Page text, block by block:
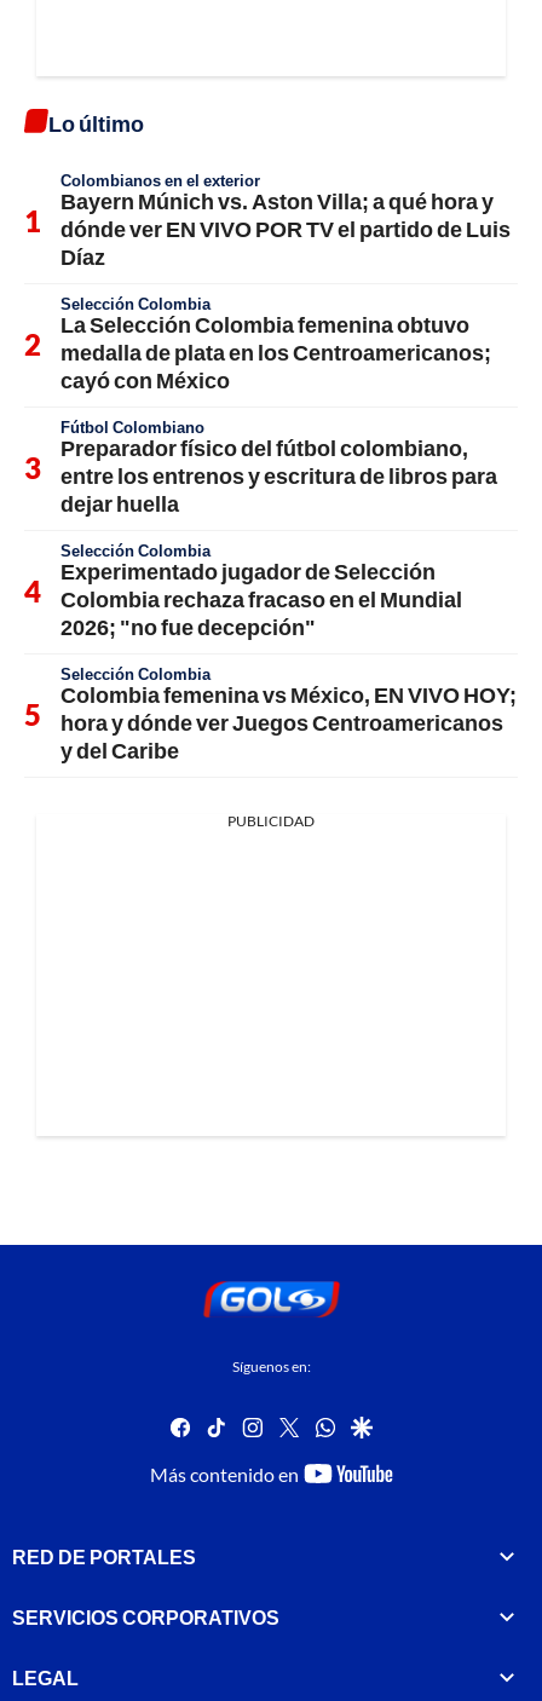
Lo último
Colombianos en el exterior
Bayern Múnich vs. Aston Villa; a qué hora y
dónde ver EN VIVO POR TV el partido de Luis
Díaz
Selección Colombia
La Selección Colombia femenina obtuvo
medalla de plata en los Centroamericanos;
cayó con México
Fútbol Colombiano
Preparador físico del fútbol colombiano,
entre los entrenos y escritura de libros para
dejar huella
Selección Colombia
Experimentado jugador de Selección
Colombia rechaza fracaso en el Mundial
2026; "no fue decepción"
Selección Colombia
Colombia femenina vs México, EN VIVO HOY;
hora y dónde ver Juegos Centroamericanos
y del Caribe
PUBLICIDAD
Síguenos en:
facebook
tiktok instagram
twitterwhatsapp
google
Más contenido en
youtube-
RED DE PORTALES
SERVICIOS CORPORATIVOS
LEGAL